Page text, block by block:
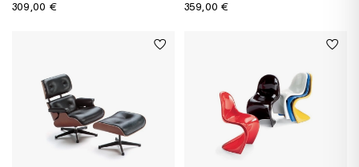
309,00 €
359,00 €